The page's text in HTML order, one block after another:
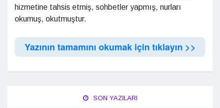
hizmetine tahsis etmiş, sohbetler yapmış, nurları
okumuş, okutmuştur.
Yazının tamamını okumak için tıklayın >>
SON YAZILARI